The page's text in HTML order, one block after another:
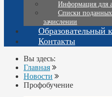
Информация для
Списки
зачислении
Образовательный
Контакты
Вы здесь:
Главная
Новости
Профобучение